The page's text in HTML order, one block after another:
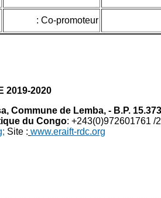
: Co-promoteur
2019-2020
Commune de Lemba, - B.P.
du Congo: +243(0)972601761 /
Site : www.eraift-rdc.org